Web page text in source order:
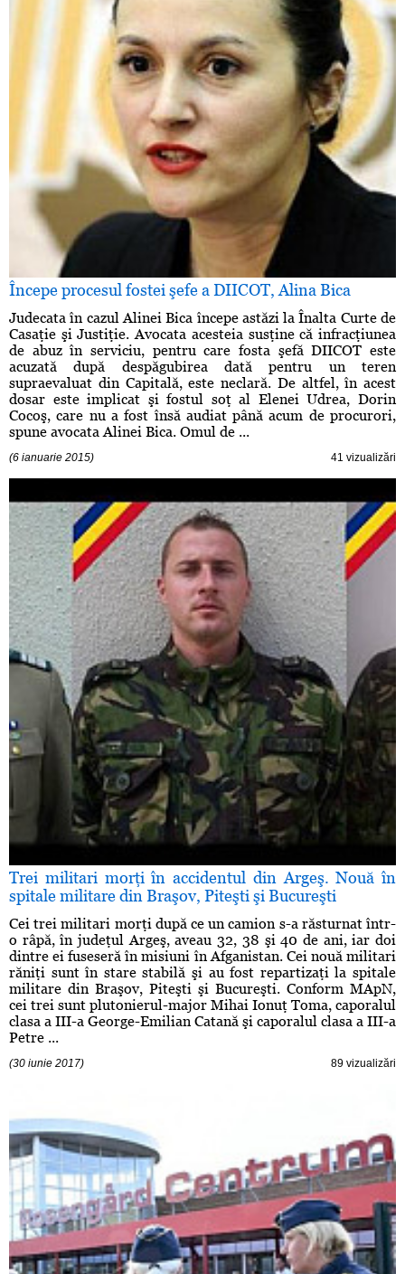
Începe procesul fostei şefe a DIICOT, Alina Bica
Judecata în cazul Alinei Bica începe astăzi la Înalta Curte de
Casaţie şi Justiţie. Avocata acesteia susţine că infracţiunea
de abuz în serviciu, pentru care fosta şefă DIICOT este
acuzată după despăgubirea dată pentru un teren
supraevaluat din Capitală, este neclară. De altfel, în acest
dosar este implicat şi fostul soţ al Elenei Udrea, Dorin
Cocoş, care nu a fost însă audiat până acum de procurori,
spune avocata Alinei Bica. Omul de ...
(6 ianuarie 2015) 41 vizualizări
Trei militari morţi în accidentul din Argeş. Nouă în
spitale militare din Braşov, Piteşti şi Bucureşti
Cei trei militari morţi după ce un camion s-a răsturnat într-
o râpă, în judeţul Argeş, aveau 32, 38 şi 40 de ani, iar doi
dintre ei fuseseră în misiuni în Afganistan. Cei nouă militari
răniţi sunt în stare stabilă şi au fost repartizaţi la spitale
militare din Braşov, Piteşti şi Bucureşti. Conform MApN,
cei trei sunt plutonierul-major Mihai Ionuţ Toma, caporalul
clasa a III-a George-Emilian Catană şi caporalul clasa a III-a
Petre ...
(30 iunie 2017) 89 vizualizări